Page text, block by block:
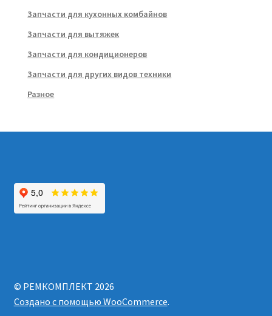
Запчасти для кухонных комбайнов
Запчасти для вытяжек
Запчасти для кондиционеров
Запчасти для других видов техники
Разное
© РЕМКОМПЛЕКТ 2026
Создано с помощью WooCommerce.